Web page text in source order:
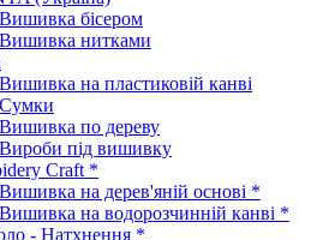
Вишивка бісером
Вишивка нитками
Вишивка на пластиковій канві
Сумки
Вишивка по дереву
Вироби під вишивку
Craft *
Вишивка на дерев'яній основі *
Вишивка на водорозчинній канві *
- Натхнення *